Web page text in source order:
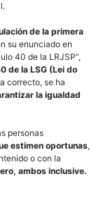
de la primera
su enunciado en
40 de la LRJSP”,
de la LSG (Lei do
correcto, se ha
la igualdad
personas
estimen oportunas,
o con la
ambos inclusive.